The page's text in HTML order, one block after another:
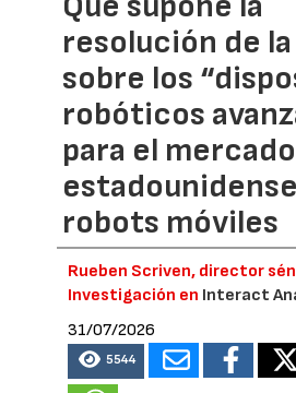
resolución de la
sobre los
robóticos
para el mercado
robots móviles
Rueben Scriven, director
Investigación en Interact
31/07/2026
5544